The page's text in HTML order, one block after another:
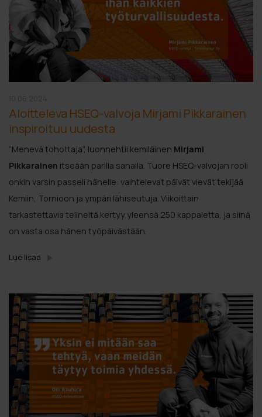
Aloitteleva HSEQ-valvoja Mirjami Pikkarainen
inspiroituu uudesta
”Menevä tohottaja”, luonnehtii kemiläinen Mirjami
Pikkarainen itseään parilla sanalla. Tuore HSEQ-valvojan rooli
onkin varsin passeli hänelle: vaihtelevat päivät vievät tekijää
Kemiin, Tornioon ja ympäri lähiseutuja. Viikoittain
tarkastettavia telineitä kertyy yleensä 250 kappaletta, ja siinä
on vasta osa hänen työpäivästään.
Lue lisää